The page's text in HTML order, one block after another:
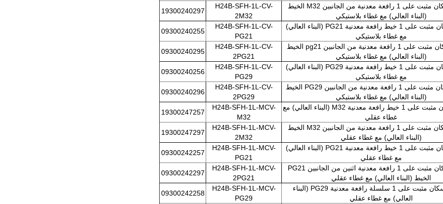
سطح الإسكان مثبت على 1 رافعة معدنية من الجانبين M32 الخيط
(البناء العالي) مع غطاء بلاستيكي
H24B-SFH-1L-CV-
2M32
19300240297
سطح الإسكان مثبت على 1 خيط رافعة معدنية PG21 (البناء العالي)
مع غطاء بلاستيكي
H24B-SFH-1L-CV-
PG21
09300240255
سطح الإسكان مثبت على 1 رافعة معدنية من الجانبين pg21 الخيط
(البناء العالي) مع غطاء بلاستيكي
H24B-SFH-1L-CV-
2PG21
09300240295
سطح الإسكان مثبت على 1 خيط رافعة معدنية PG29 (البناء العالي)
مع غطاء بلاستيكي
H24B-SFH-1L-CV-
PG29
09300240256
سطح الإسكان مثبت على 1 رافعة معدنية من الجانبين PG29 الخيط
(البناء العالي) مع غطاء بلاستيكي
H24B-SFH-1L-CV-
2PG29
09300240296
سطح الإسكان مثبت على 1 خيط رافعة معدنية M32 (البناء العالي) مع
غطاء عقلي
H24B-SFH-1L-MCV-
M32
19300247257
سطح الإسكان مثبت على 1 رافعة معدنية من الجانبين M32 الخيط
(البناء العالي) مع غطاء عقلي
H24B-SFH-1L-MCV-
2M32
19300247297
سطح الإسكان مثبت على 1 خيط رافعة معدنية PG21 (البناء العالي)
مع غطاء عقلي
H24B-SFH-1L-MCV-
PG21
09300242257
سطح الإسكان مثبت على 1 رافعة معدنية اثنين من الجانبين PG21
الخيط (البناء العالي) مع غطاء عقلي
H24B-SFH-1L-MCV-
2PG21
09300242297
سطح الإسكان مثبت على 1 سلسلة رافعة معدنية PG29 (البناء
العالي) مع غطاء عقلي
H24B-SFH-1L-MCV-
PG29
09300242258